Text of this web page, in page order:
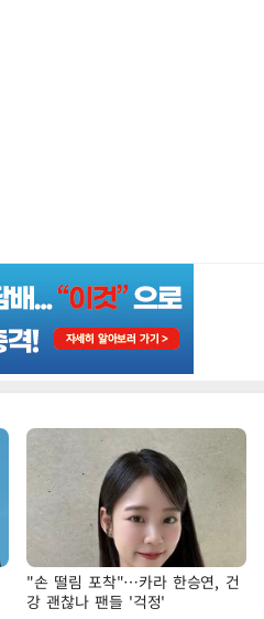
"손 떨림 포착"…카라 한승연, 건
강 괜찮나 팬들 '걱정'